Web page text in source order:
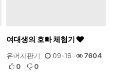
여대생의 호빠 체험기
유머자판기 09-16
7604
0
0